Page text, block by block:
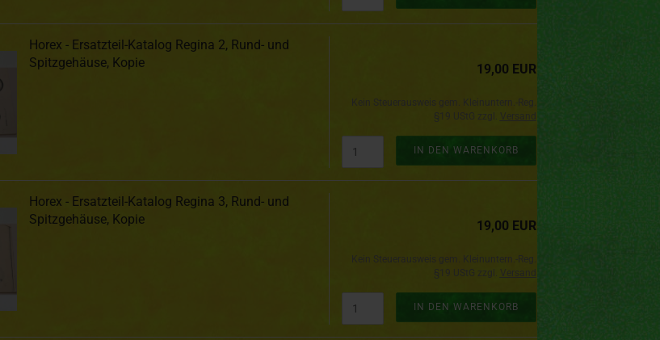
Horex - Ersatzteil-Katalog Regina 2, Rund- und
Spitzgehäuse, Kopie
19,00 EUR
IN DEN WARENKORB
Horex - Ersatzteil-Katalog Regina 3, Rund- und
Spitzgehäuse, Kopie
19,00 EUR
IN DEN WARENKORB